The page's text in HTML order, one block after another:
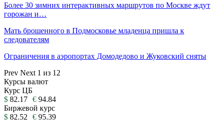
Более 30 зимних интерактивных маршрутов по Москве ждут
горожан и…
Мать брошенного в Подмосковье младенца пришла к
следователям
Ограничения в аэропортах Домодедово и Жуковский сняты
Prev Next 1 из 12
Курсы валют
Курс ЦБ
$ 82.17 € 94.84
Биржевой курс
$ 82.52 € 95.39